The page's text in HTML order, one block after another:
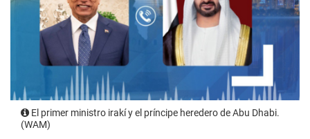
El primer ministro irakí y el príncipe heredero de Abu Dhabi.
(WAM)